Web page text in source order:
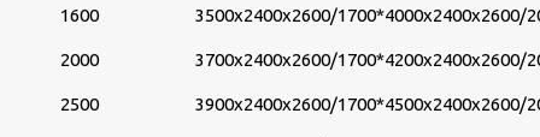
1600 3500х2400х2600/1700*4000х2400х2600/
2000 3700х2400х2600/1700*4200х2400х2600/
2500 3900х2400х2600/1700*4500х2400х2600/